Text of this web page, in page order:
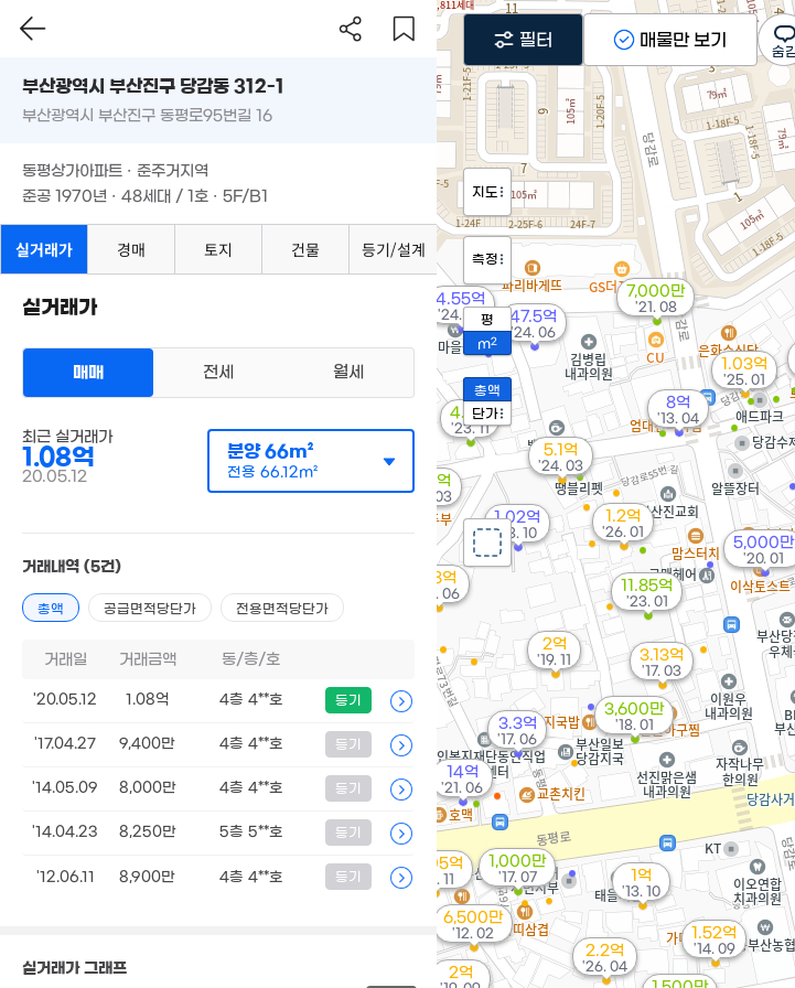
2.2억
'26. 04
1.2억
'26. 01
14.05억
'25. 11
1.03억
'25. 01
4.55억
'24. 08 47.5억
'24. 06
5.1억
'24. 03
4.3억
'23. 11
11.85억
'23. 01
2.8억
'22. 06
7,000만
'21. 08
14억
'21. 06
5,000만
'20. 01
2억
'19. 11
2억
1.02억
'18. 10
3,600만
'18. 01
1,000만
'17. 07
3.3억
'17. 06
3.13억
'17. 03
4.5억
'16. 03
1.52억
'14. 09
1억
'13. 10
8억
'13. 04
6,500만
'12. 02
지도
측정
평
m2
총액
단가
필터 매물만 보기
부산광역시 부산진구 당감동 312-1
부산광역시 부산진구 동평로95번길 16
동평상가아파트 · 준주거지역
준공 1970년 · 48세대 / 1호 · 5F/B1
실거래가 경매 토지 건물 등기/설계
실거래가
매매 전세 월세
최근 실거래가
1.08억
20.05.12
분양66m²
전용 66.12m²
거래내역 (5건)
총액 공급면적당단가 전용면적당단가
거래일 거래금액 동/층/호
'20.05.12 1.08억 4층 4**호 등기
'17.04.27 9,400만 4층 4**호 등기
'14.05.09 8,000만 4층 4**호 등기
'14.04.23 8,250만 5층 5**호 등기
'12.06.11 8,900만 4층 4**호 등기
실거래가 그래프